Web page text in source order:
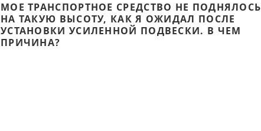
МОЕ ТРАНСПОРТНОЕ СРЕДСТВО НЕ ПОДНЯЛОСЬ
НА ТАКУЮ ВЫСОТУ, КАК Я ОЖИДАЛ ПОСЛЕ
УСТАНОВКИ УСИЛЕННОЙ ПОДВЕСКИ. В ЧЕМ
ПРИЧИНА?